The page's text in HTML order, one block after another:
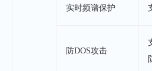
实时频谱保护
防DOS攻击